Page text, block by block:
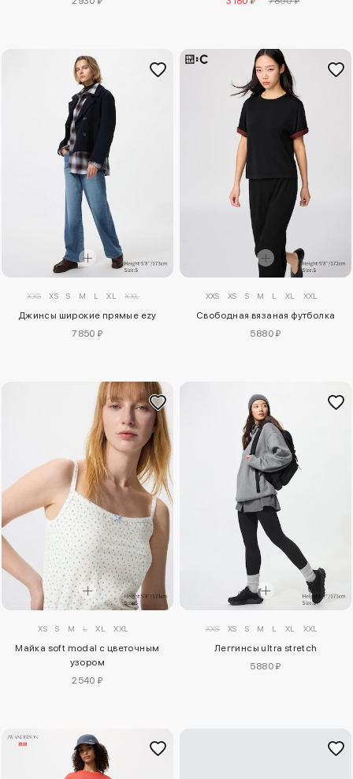
XXS XS S M L XL XXL
Джинсы широкие прямые ezy
7850 ₽
XXS XS S M L XL XXL
Свободная вязаная футболка
5880 ₽
XS S M L XL XXL
Майка soft modal с цветочным
узором
2540 ₽
XXS XS S M L XL XXL
Леггинсы ultra stretch
5880 ₽